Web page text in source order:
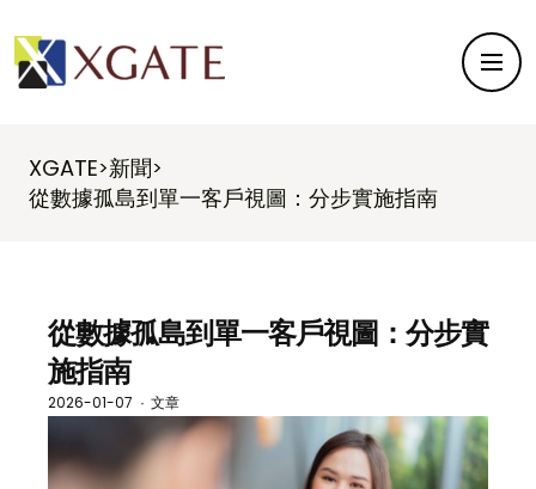
XGATE>新聞>
從數據孤島到單一客戶視圖：分步實施指南
從數據孤島到單一客戶視圖：分步實
施指南
2026-01-07 · 文章